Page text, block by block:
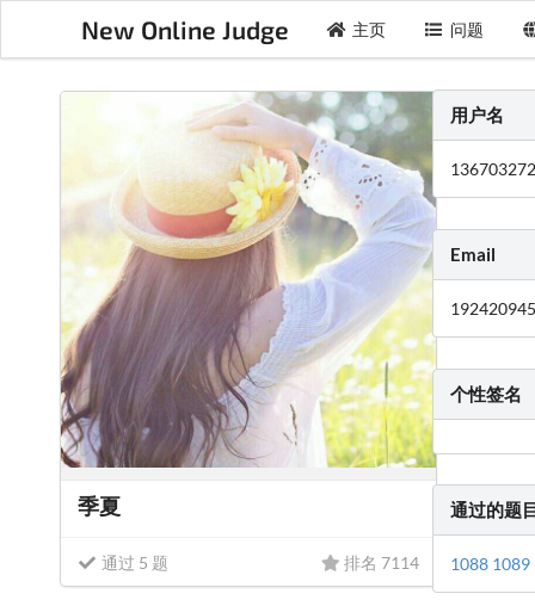
New Online Judge 主页 问题
季夏
通过 5 题 排名 7114
用户名
Email
个性签名
通过的题
1088 1089